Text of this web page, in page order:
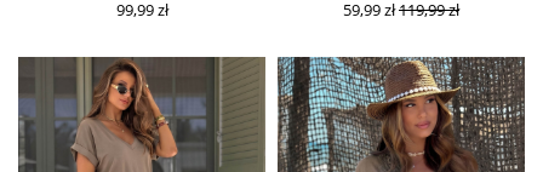
99,99 zł 59,99 zł119,99 zł